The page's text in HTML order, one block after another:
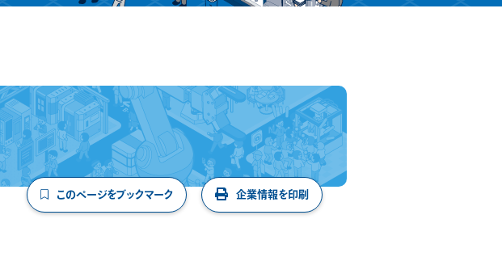
このページをブックマーク 企業情報を印刷